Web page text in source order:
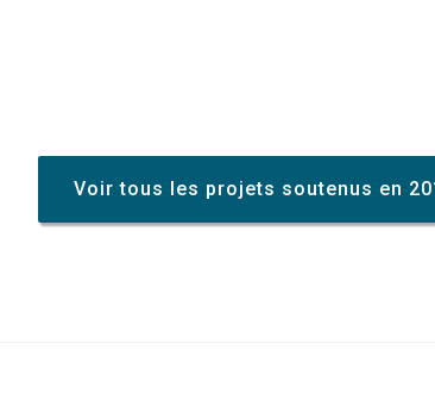
Voir tous les projets soutenus en